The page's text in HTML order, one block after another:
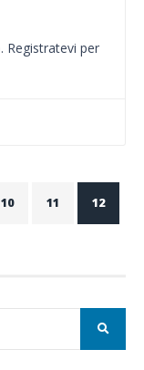
Registratevi per
10 11 12